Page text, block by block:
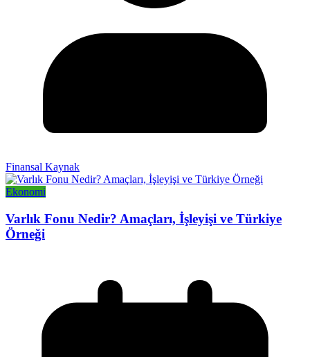
Finansal Kaynak
Ekonomi
Varlık Fonu Nedir? Amaçları, İşleyişi ve Türkiye
Örneği